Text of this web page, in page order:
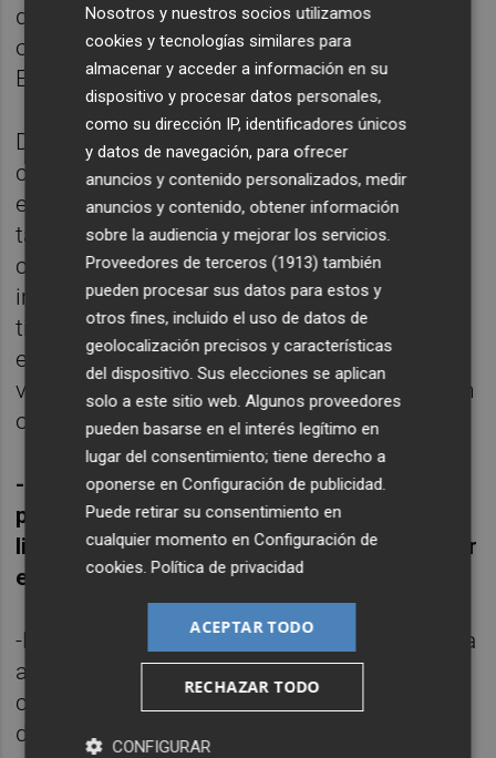
distintos libros de sus autores y que se los
ofrezcan a las librerías que quieran tenerlos.
En Railowsky podrían tenerlos, por ejemplo.
De todos modos, aún tenemos que
concretar acciones para dar voz a las
editoriales valencianas. Este año chocamos
también en que se ha prescindido de la
carpa de los editores, pero nosotros hemos
implantado un nuevo modelo en el que no
tiene cabida. La carpa servía como punto de
encuentro y exhibición, pero las editoriales
valencianas pueden tener cabida también en
otros
stands.
- Una de las peticiones de la AEPVes,
precisamente, que se de visibilidad a los
libros en valenciano, ¿cómo se puede lograr
eso?
-En la Fira del Llibre damos mucha presencia
al valenciano, todas nuestras
comunicaciones son en valenciano y el 40%
de las actividades que organiza la Fira son
Nosotros y nuestros socios utilizamos
cookies y tecnologías similares para
almacenar y acceder a información en su
dispositivo y procesar datos personales,
como su dirección IP, identificadores únicos
y datos de navegación, para ofrecer
anuncios y contenido personalizados, medir
anuncios y contenido, obtener información
sobre la audiencia y mejorar los servicios.
Proveedores de terceros (1913) también
pueden procesar sus datos para estos y
otros fines, incluido el uso de datos de
geolocalización precisos y características
del dispositivo. Sus elecciones se aplican
solo a este sitio web. Algunos proveedores
pueden basarse en el interés legítimo en
lugar del consentimiento; tiene derecho a
oponerse enConfiguración de publicidad.
Puede retirar su consentimiento en
cualquier momento enConfiguración de
cookies.Política de privacidad
ACEPTAR TODO
RECHAZAR TODO
CONFIGURAR